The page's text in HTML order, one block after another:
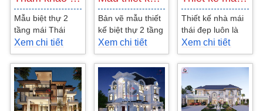
Mẫu biệt thự 2
tầng mái Thái
đẹp – kiến trúc
siêu phẩm mà
mọi gia chủ đều
ao ước....
Xem chi tiết
Bản vẽ mẫu thiết
kế biệt thự 2 tầng
mái nhật tân cổ
điển 4 phòng ngủ
với nội thất...
Xem chi tiết
Thiết kế nhà mái
thái đẹp luôn là
vấn đề được
nhiều chủ đầu tư
quan tâm.
Chính...
Xem chi tiết